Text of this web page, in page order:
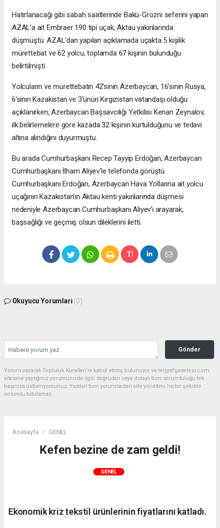
Hatırlanacağı gibi sabah saatlerinde Bakü-Grozni seferini yapan
AZAL'a ait Embraer 190 tipi uçak, Aktau yakınlarında
düşmüştü. AZAL'dan yapılan açıklamada uçakta 5 kişilik
mürettebat ve 62 yolcu, toplamda 67 kişinin bulunduğu
belirtilmişti.
Yolcuların ve mürettebatın 42'sinin Azerbaycan, 16'sının Rusya,
6'sının Kazakistan ve 3'ünün Kırgızistan vatandaşı olduğu
açıklanırken, Azerbaycan Başsavcılığı Yetkilisi Kenan Zeynalov,
ilk belirlemelere göre kazada 32 kişinin kurtulduğunu ve tedavi
altına alındığını duyurmuştu.
Bu arada Cumhurbaşkanı Recep Tayyip Erdoğan, Azerbaycan
Cumhurbaşkanı İlham Aliyev'le telefonda görüştü.
Cumhurbaşkanı Erdoğan, Azerbaycan Hava Yollarına ait yolcu
uçağının Kazakistan'ın Aktau kenti yakınlarında düşmesi
nedeniyle Azerbaycan Cumhurbaşkanı Aliyev'i arayarak,
başsağlığı ve geçmiş olsun dileklerini iletti.
Okuyucu Yorumları (0)
Gönder
Yorum yazarak Topluluk Kuralları’nı kabul etmiş bulunuyor ve telgrafgazetesi.com
sitesine yaptığınız yorumunuzla ilgili doğrudan veya dolaylı tüm sorumluluğu tek
başınıza üstleniyorsunuz. Yazılan tüm yorumlardan site yönetimi hiçbir şekilde
sorumlu tutulamaz.
Anasayfa GENEL
Kefen bezine de zam geldi!
GENEL
Ekonomik kriz tekstil ürünlerinin fiyatlarını katladı.